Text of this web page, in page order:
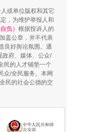
或单位版权和其它
，为维护举报人和
负） 根据投诉人的
盖公章，并不代表
良好舆论氛围。通
政府、媒体、公众/
民的人才铺垫一个
众/全民服务。本网
民的社会公德的交